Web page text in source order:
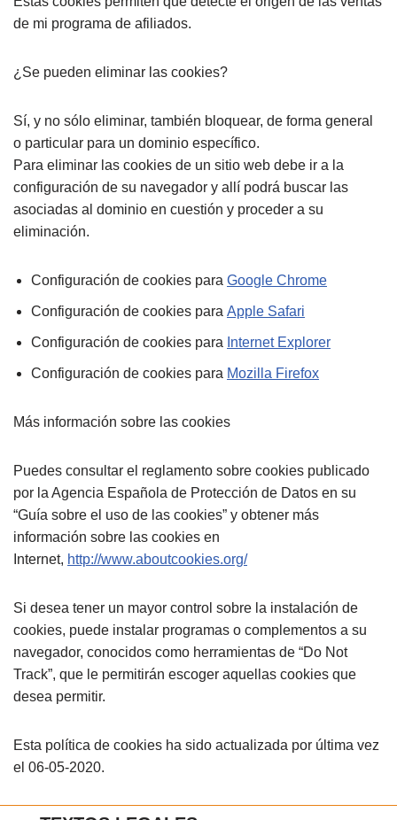
de mi programa de afiliados.
¿Se pueden eliminar las cookies?
Sí, y no sólo eliminar, también bloquear, de forma general
o particular para un dominio específico.
Para eliminar las cookies de un sitio web debe ir a la
configuración de su navegador y allí podrá buscar las
asociadas al dominio en cuestión y proceder a su
eliminación.
Configuración de cookies para Google Chrome
Configuración de cookies para Apple Safari
Configuración de cookies para Internet Explorer
Configuración de cookies para Mozilla Firefox
Más información sobre las cookies
Puedes consultar el reglamento sobre cookies publicado
por la Agencia Española de Protección de Datos en su
“Guía sobre el uso de las cookies” y obtener más
información sobre las cookies en
Internet, http://www.aboutcookies.org/
Si desea tener un mayor control sobre la instalación de
cookies, puede instalar programas o complementos a su
navegador, conocidos como herramientas de “Do Not
Track”, que le permitirán escoger aquellas cookies que
desea permitir.
Esta política de cookies ha sido actualizada por última vez
el 06-05-2020.